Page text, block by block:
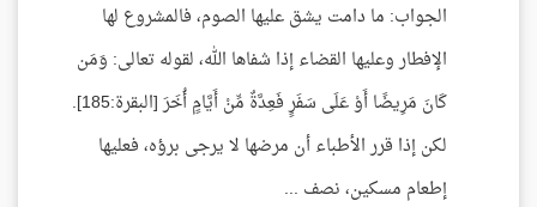
الجواب: ما دامت يشق عليها الصوم، فالمشروع لها
الإفطار وعليها القضاء إذا شفاها الله، لقوله تعالى: وَمَن
كَانَ مَرِيضًا أَوْ عَلَى سَفَرٍ فَعِدَّةٌ مِّنْ أَيَّامٍ أُخَرَ [البقرة:185].
لكن إذا قرر الأطباء أن مرضها لا يرجى برؤه، فعليها
إطعام مسكين، نصف ...